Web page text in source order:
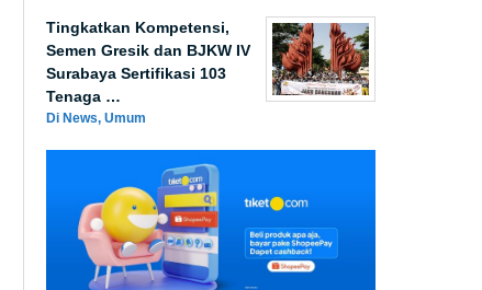
Tingkatkan Kompetensi,
Semen Gresik dan BJKW IV
Surabaya Sertifikasi 103
Tenaga …
Di News, Umum